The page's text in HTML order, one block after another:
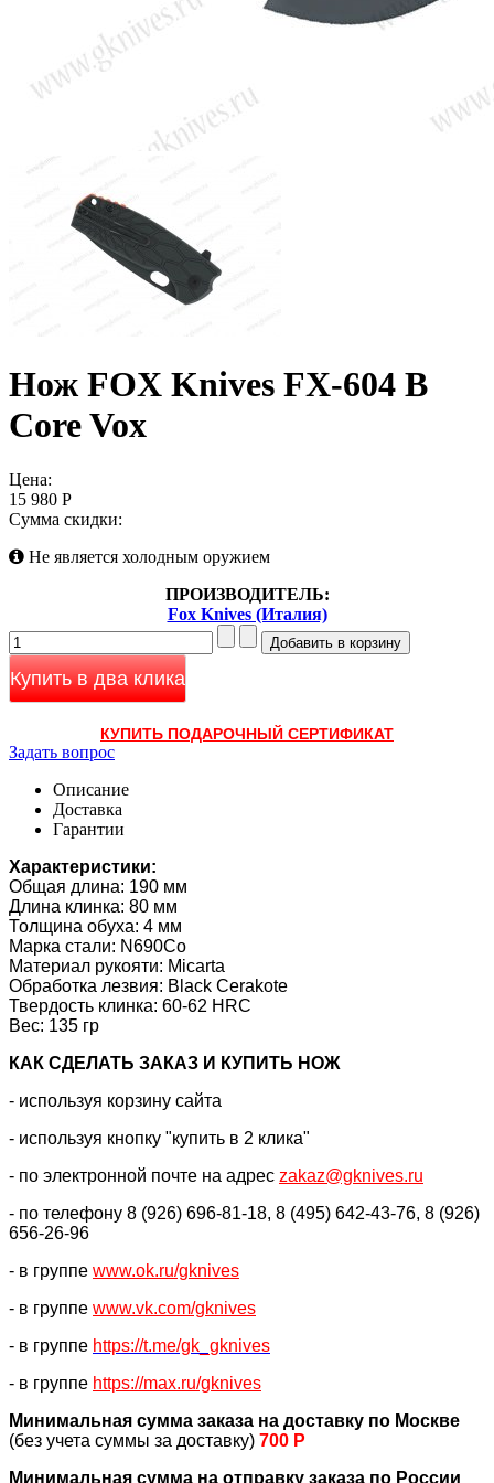
Нож FOX Knives FX-604 B
Core Vox
Цена:
15 980 Р
Сумма скидки:
Не является холодным оружием
ПРОИЗВОДИТЕЛЬ:
Fox Knives (Италия)
Купить в два клика
КУПИТЬ ПОДАРОЧНЫЙ СЕРТИФИКАТ
Задать вопрос
Описание
Доставка
Гарантии
Характеристики:
Общая длина: 190 мм
Длина клинка: 80 мм
Толщина обуха: 4 мм
Марка стали: N690Co
Материал рукояти: Micarta
Обработка лезвия: Black Cerakote
Твердость клинка: 60-62 HRC
Вес: 135 гр
КАК CДЕЛАТЬ ЗАКАЗ И КУПИТЬ НОЖ
- используя корзину сайта
- используя кнопку "купить в 2 клика"
- по электронной почте на адрес zakaz@gknives.ru
- по телефону 8 (926) 696-81-18, 8 (495) 642-43-76, 8 (926)
656-26-96
- в группе www.ok.ru/gknives
- в группе www.vk.com/gknives
- в группе https://t.me/gk_gknives
- в группе https://max.ru/gknives
Минимальная сумма заказа на доставку по Москве
(без учета суммы за доставку) 700 Р
Минимальная сумма на отправку заказа по России